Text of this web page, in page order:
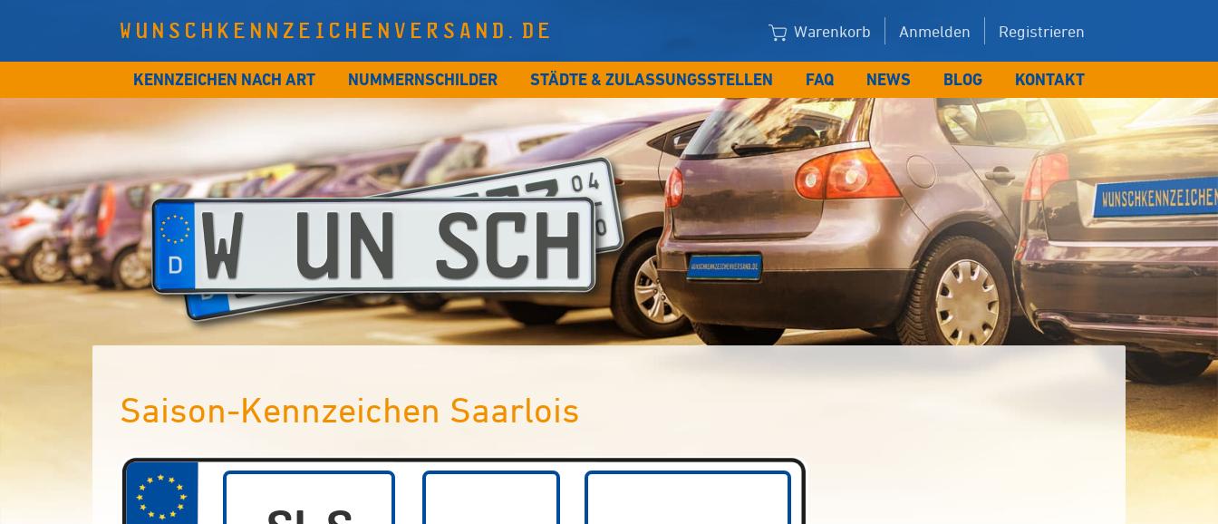
WUNSCHKENNZEICHENVERSAND.DE Warenkorb Anmelden Registrieren
KENNZEICHEN NACH ART NUMMERNSCHILDER STÄDTE & ZULASSUNGSSTELLEN FAQ NEWS BLOG KONTAKT
Saison-Kennzeichen Saarlois